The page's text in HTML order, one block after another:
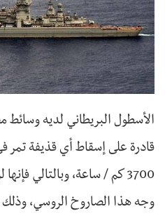
الأسطول البريطاني لديه وسائط
قادرة على إسقاط أي قذيفة تمر
3700 كم / ساعة، وبالتالي
وجه هذا الصاروخ الروسي،